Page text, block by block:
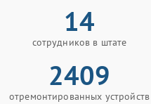
14
сотрудников в штате
2409
отремонтированных устройств